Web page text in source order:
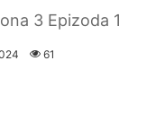
3 Epizoda 1
61